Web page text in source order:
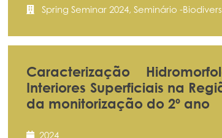
Spring Seminar 2024, Seminário -
Caracterização
Interiores Superficiais na
da monitorização do 2º ano
2024